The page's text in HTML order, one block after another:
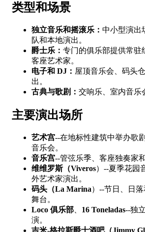
类型和场景
独立音乐和摇滚乐： 中小型演出
队和本地演出。
爵士乐： 专门的俱乐部提供常驻
客座艺术家。
电子和 DJ： 屋顶音乐会、码头
出。
古典与歌剧： 交响乐、室内音乐
主要演出场所
艺术宫--在地标性建筑中举办歌
音乐会。
音乐宫--管弦乐季、客座独奏家
维维罗斯（Viveros）--夏季花园
外艺术家演出。
码头（La Marina）--节日、日
舞台。
Loco 俱乐部
16 Toneladas--独
演。
吉米-格拉斯爵士酒吧（Jimmy